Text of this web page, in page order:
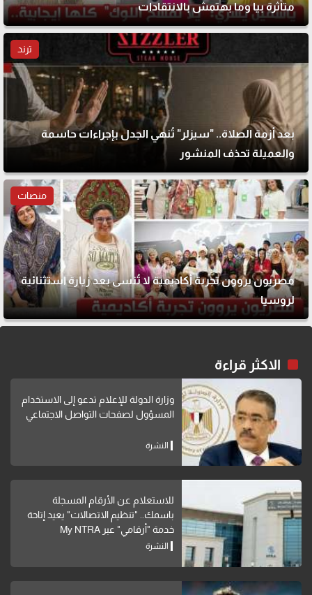
متأثرة بيا وما بهتمش بالانتقادات
ترند
بعد أزمة الصلاة.. "سيزلر" تُنهي الجدل بإجراءات حاسمة
والعميلة تحذف المنشور
منصات
مصريون يروون تجربة أكاديمية لا تُنسى بعد زيارة استثنائية
لروسيا
الاكثر قراءة
وزارة الدولة للإعلام تدعو إلى الاستخدام
المسؤول لصفحات التواصل الاجتماعي
النشرة
للاستعلام عن الأرقام المسجلة
باسمك.. "تنظيم الاتصالات" يعيد إتاحة
خدمة "أرقامي" عبر My NTRA
النشرة